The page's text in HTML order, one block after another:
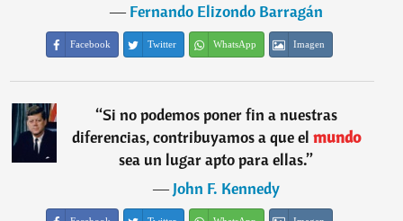
―Fernando Elizondo Barragán
Facebook Twitter WhatsApp Imagen
“Si no podemos poner fin a nuestras
diferencias, contribuyamos a que el mundo
sea un lugar apto para ellas.”
―John F. Kennedy